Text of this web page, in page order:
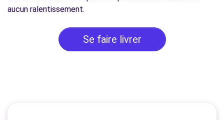
aucun ralentissement.
Se faire livrer